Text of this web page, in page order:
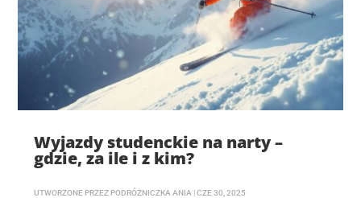
Wyjazdy studenckie na narty –
gdzie, za ile i z kim?
UTWORZONE PRZEZ PODRÓŻNICZKA ANIA |CZE 30, 2025